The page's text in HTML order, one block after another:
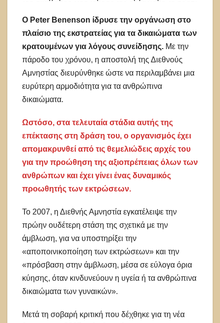
Ο Peter Benenson ίδρυσε την οργάνωση στο
πλαίσιο της εκστρατείας για τα δικαιώματα των
κρατουμένων για λόγους συνείδησης. Με την
πάροδο του χρόνου, η αποστολή της Διεθνούς
Αμνηστίας διευρύνθηκε ώστε να περιλαμβάνει μια
ευρύτερη αρμοδιότητα για τα ανθρώπινα
δικαιώματα.
Ωστόσο, στα τελευταία στάδια αυτής της
επέκτασης στη δράση του, ο οργανισμός έχει
απομακρυνθεί από τις θεμελιώδεις αρχές του
για την προώθηση της αξιοπρέπειας όλων των
ανθρώπων και έχει γίνει ένας δυναμικός
προωθητής των εκτρώσεων.
Το 2007, η Διεθνής Αμνηστία εγκατέλειψε την
πρώην ουδέτερη στάση της σχετικά με την
άμβλωση, για να υποστηρίξει την
«αποποινικοποίηση των εκτρώσεων» και την
«πρόσβαση στην άμβλωση, μέσα σε εύλογα όρια
κύησης, όταν κινδυνεύουν η υγεία ή τα ανθρώπινα
δικαιώματα των γυναικών».
Μετά τη σοβαρή κριτική που δέχθηκε για τη νέα